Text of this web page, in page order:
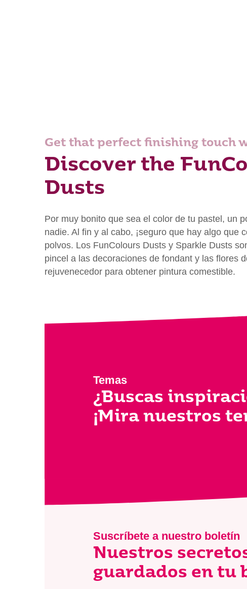
Get that perfect finishing touch
Discover the
Dusts
Por muy bonito que sea el color de tu pastel, un
nadie. Al fin y al cabo, ¡seguro que hay algo que
polvos. Los FunColours Dusts y Sparkle Dusts
pincel a las decoraciones de fondant y las flores
rejuvenecedor para obtener pintura comestible.
Temas
¿Buscas
¡Mira nuestros
Suscríbete a nuestro boletín
Nuestros
guardados en tu